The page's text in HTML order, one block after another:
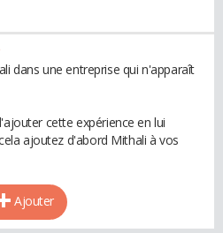
dans une entreprise qui n'apparaît
cette expérience en lui
ajoutez d'abord Mithali à vos
Ajouter